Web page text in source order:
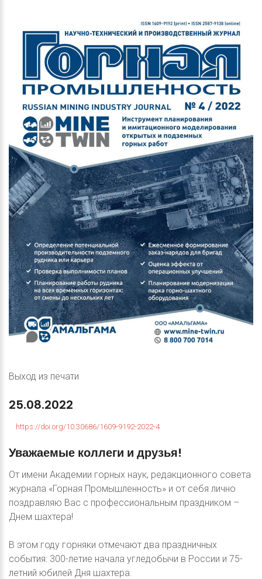
Выход из печати
25.08.2022
https://doi.org/10.30686/1609-9192-2022-4
Уважаемые коллеги и друзья!
От имени Академии горных наук, редакционного совета
журнала «Горная Промышленность» и от себя лично
поздравляю Вас с профессиональным праздником –
Днем шахтера!
В этом году горняки отмечают два праздничных
события: 300-летие начала угледобычи в России и 75-
летний юбилей Дня шахтера.